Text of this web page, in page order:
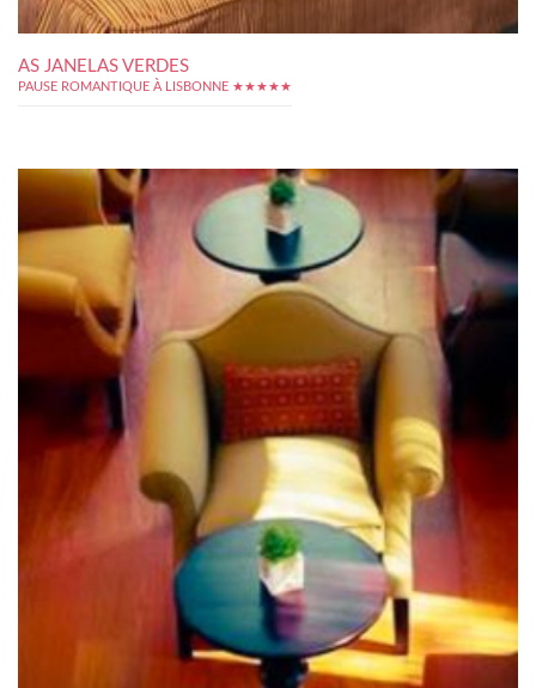
AS JANELAS VERDES
PAUSE ROMANTIQUE À LISBONNE ★★★★★